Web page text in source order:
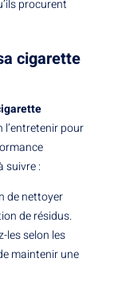
procurent
cigarette
l’entretenir pour
suivre :
de nettoyer
de résidus.
les selon les
maintenir une